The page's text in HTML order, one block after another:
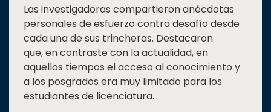
Las investigadoras compartieron anécdotas
personales de esfuerzo contra desafío desde
cada una de sus trincheras. Destacaron
que, en contraste con la actualidad, en
aquellos tiempos el acceso al conocimiento y
a los posgrados era muy limitado para los
estudiantes de licenciatura.